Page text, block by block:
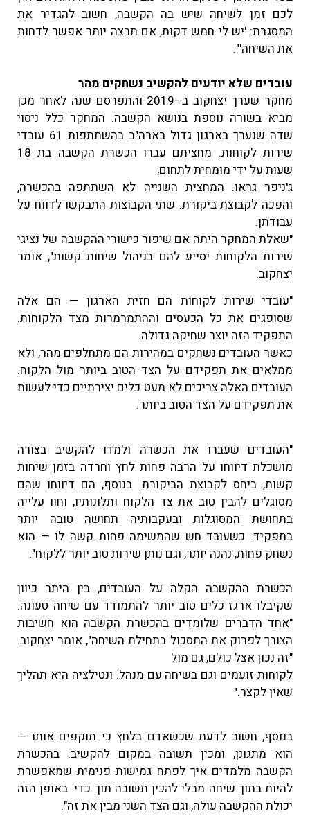
לכם זמן לשיחה שיש בה הקשבה, חשוב להגדיר את
המסגרת: 'יש לי חמש דקות, אם תרצה יותר אפשר לדחות
את השיחה'".
עובדים שלא יודעים להקשיב נשחקים מהר
מחקר שערך יצחקוב ב–2019 והתפרסם שנה לאחר מכן
מביא בשורה נוספת בנושא הקשבה. המחקר כלל ניסוי
שדה שנערך בארגון גדול בארה"ב בהשתתפות 61 עובדי
שירות לקוחות. מחציתם עברו הכשרת הקשבה בת 18
שעות על ידי מומחית לתחום,
ג'ניפר גראו. המחצית השנייה לא השתתפה בהכשרה,
והפכה לקבוצת ביקורת. שתי הקבוצות התבקשו לדווח על
עבודתן.
"שאלת המחקר היתה אם שיפור כישורי ההקשבה של נציגי
שירות הלקוחות יסייע להם בניהול שיחות קשות", אומר
יצחקוב.
"עובדי שירות לקוחות הם חזית הארגון — הם אלה
שסופגים את כל הכעסים וההתמרמרות מצד הלקוחות.
התפקיד הזה יוצר שחיקה גדולה.
כאשר העובדים נשחקים במהירות הם מתחלפים מהר, ולא
ממלאים את תפקידם על הצד הטוב ביותר מול הלקוח.
העובדים האלה צריכים לא מעט כלים יצירתיים כדי לעשות
את תפקידם על הצד הטוב ביותר.
"העובדים שעברו את הכשרה ולמדו להקשיב בצורה
מושכלת דיווחו על הרבה פחות לחץ וחרדה בזמן שיחות
קשות, ביחס לקבוצת הביקורת. בנוסף, הם דיווחו שהם
מסוגלים להבין טוב את צד הלקוח ותלונותיו, וחוו עלייה
בתחושת המסוגלות ובעקבותיה תחושה טובה יותר
בתפקיד. כשעובד חש שהמשימה פחות קשה לו — הוא
נשחק פחות, נהנה יותר, וגם נותן שירות טוב יותר ללקוח".
הכשרת ההקשבה הקלה על העובדים, בין היתר כיוון
שקיבלו ארגז כלים טוב יותר להתמודד עם שיחה טעונה.
"אחד הדברים שלומדים בהכשרת הקשבה הוא חשיבות
הצורך לפרוק את התסכול בתחילת השיחה", אומר יצחקוב.
"זה נכון אצל כולם, גם מול
לקוחות זועמים וגם בשיחה עם מנהל. ונטילציה היא תהליך
שאין לקצר."
בנוסף, חשוב לדעת שכשאדם בלחץ כי תוקפים אותו —
הוא מתגונן, ומכין תשובה במקום להקשיב. בהכשרת
הקשבה מלמדים איך לפתח גמישות פנימית שמאפשרת
להיות בתוך שיחה מבלי להכין תשובה תוך כדי. באופן הזה
יכולת ההקשבה עולה, וגם הצד השני מבין את זה".